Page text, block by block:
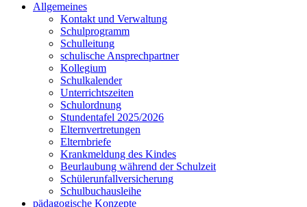
oben
Allgemeines
Kontakt und Verwaltung
Schulprogramm
Schulleitung
schulische Ansprechpartner
Kollegium
Schulkalender
Unterrichtszeiten
Schulordnung
Stundentafel 2025/2026
Elternvertretungen
Elternbriefe
Krankmeldung des Kindes
Beurlaubung während der Schulzeit
Schülerunfallversicherung
Schulbuchausleihe
pädagogische Konzepte